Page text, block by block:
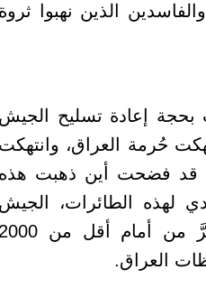
الذين نهبوا ثروة
بحجة إعادة تسليح الجيش
حُرمة العراق، وانتهكت
قد فضحت أين ذهبت هذه
لهذه الطائرات، الجيش
العراقي الذي أنفق عليه المليارات انهار وفرَّ من أمام أقل من 2000
العراق.